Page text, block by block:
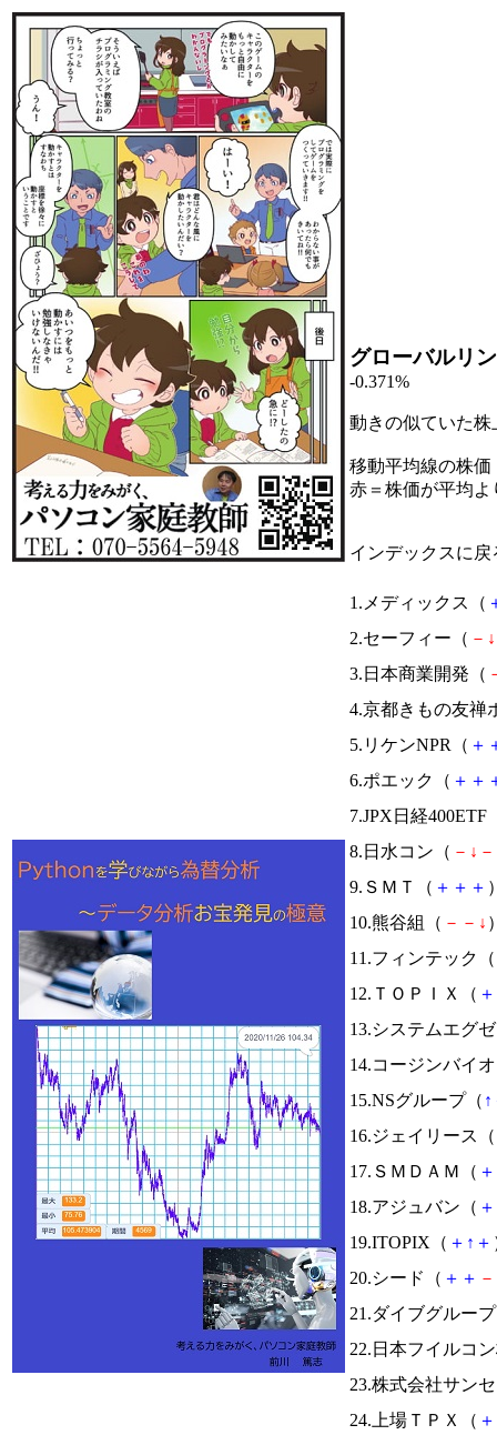
グローバルリ
-0.371%
動きの似ていた
移動平均線の株価
赤＝株価が平均
インデックスに戻
1.メディックス（
2.セーフィー（ － ↓
3.日本商業開発（
4.京都きもの友禅
5.リケンNPR（ ＋
6.ポエック（ ＋ ＋
7.JPX日経400ETF
8.日水コン（ － ↓ －
9.ＳＭＴ（ ＋ ＋ ＋
10.熊谷組（ － － ↓
11.フィンテック（
12.ＴＯＰＩＸ（ ＋
13.システムエグ
14.コージンバイ
15.NSグループ（ ↑
16.ジェイリース（
17.ＳＭＤＡＭ（ ＋
18.アジュバン（ ＋
19.ITOPIX（ ＋ ↑ ＋
20.シード（ ＋ ＋ －
21.ダイブグルー
22.日本フイルコ
23.株式会社サン
24.上場ＴＰＸ（ ＋